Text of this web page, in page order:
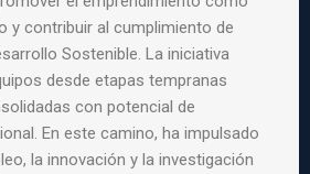
y contribuir al cumplimiento de
Sostenible. La iniciativa
desde etapas tempranas
con potencial de
En este camino, ha impulsado
la innovación y la investigación